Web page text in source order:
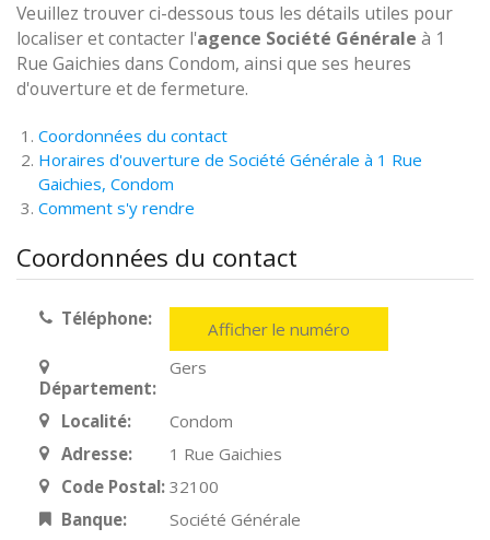
Veuillez trouver ci-dessous tous les détails utiles pour
localiser et contacter l'agence Société Générale à 1
Rue Gaichies dans Condom, ainsi que ses heures
d'ouverture et de fermeture.
Coordonnées du contact
Horaires d'ouverture de Société Générale à 1 Rue
Gaichies, Condom
Comment s'y rendre
Coordonnées du contact
Téléphone: Afficher le numéro
Département:
Gers
Localité:
Condom
Adresse:
1 Rue Gaichies
Code Postal: 32100
Banque:
Société Générale